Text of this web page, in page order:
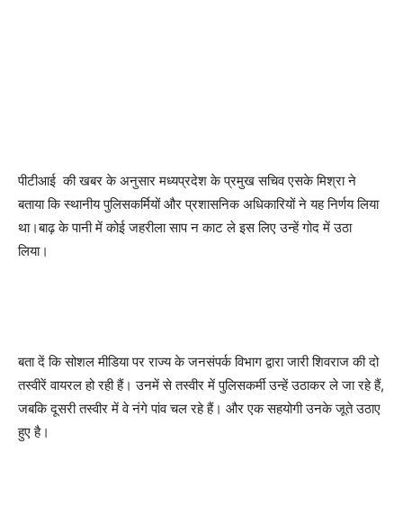
पीटीआई की खबर के अनुसार मध्यप्रदेश के प्रमुख सचिव एसके मिश्रा ने
बताया कि स्थानीय पुलिसकर्मियों और प्रशासनिक अधिकारियों ने यह निर्णय लिया
था।बाढ़ के पानी में कोई जहरीला साप न काट ले इस लिए उन्हें गोद में उठा
लिया।
बता दें कि सोशल मीडिया पर राज्य के जनसंपर्क विभाग द्वारा जारी शिवराज की दो
तस्वीरें वायरल हो रही हैं। उनमें से तस्वीर में पुलिसकर्मी उन्हें उठाकर ले जा रहे हैं,
जबकि दूसरी तस्वीर में वे नंगे पांव चल रहे हैं। और एक सहयोगी उनके जूते उठाए
हुए है।